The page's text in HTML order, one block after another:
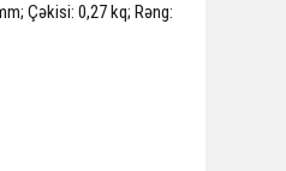
Çəkisi: 0,27 kq; Rəng: